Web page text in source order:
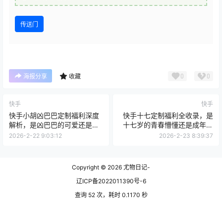
传送门
海报分享 收藏 0 0
快手
快手小胡凶巴巴定制福利深度
解析，是凶巴巴的可爱还是凶
巴巴的诱惑？全收录独家揭秘
2026-2-22 9:03:12
快手
快手十七定制福利全收录，是
十七岁的青春懵懂还是成年的
欲望觉醒？深度测评揭秘
2026-2-23 8:39:37
Copyright © 2026 尤物日记-
辽ICP备2022011390号-6
查询 52 次，耗时 0.1170 秒